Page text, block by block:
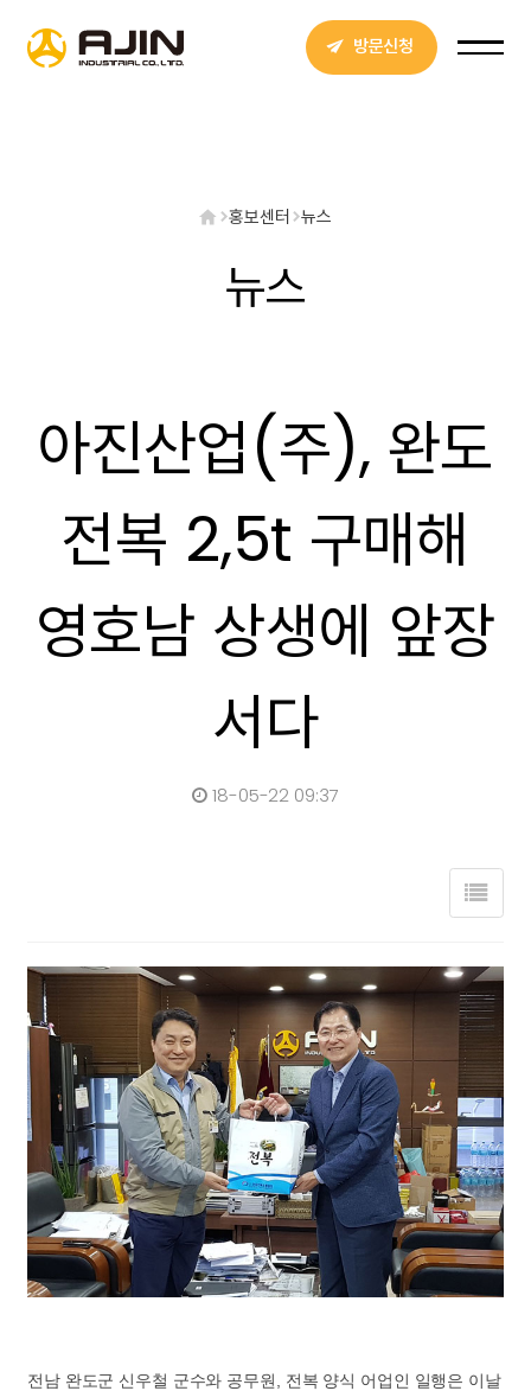
방문신청
홍보센터 뉴스
뉴스
아진산업(주), 완도
전복 2,5t 구매해
영호남 상생에 앞장
서다
18-05-22 09:37
전남 완도군 신우철 군수와 공무원, 전복 양식 어업인 일행은 이날